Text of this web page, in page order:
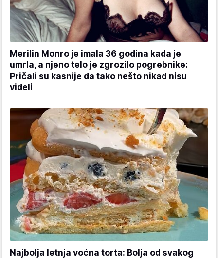
Merilin Monro je imala 36 godina kada je
umrla, a njeno telo je zgrozilo pogrebnike:
Pričali su kasnije da tako nešto nikad nisu
videli
Najbolja letnja voćna torta: Bolja od svakog